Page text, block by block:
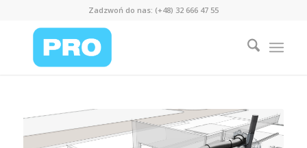
Zadzwoń do nas: (+48) 32 666 47 55